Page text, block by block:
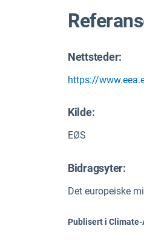
Nettsteder:
https://
Kilde:
EØS
Bidragsyter:
Det europeiske
Publisert i Climate-